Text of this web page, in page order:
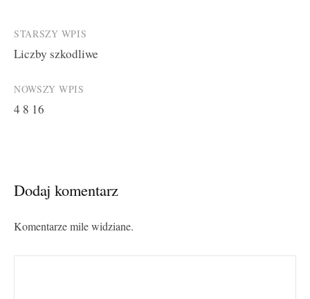
Post
navigation
STARSZY WPIS
Liczby szkodliwe
NOWSZY WPIS
4 8 16
Dodaj komentarz
Komentarze mile widziane.